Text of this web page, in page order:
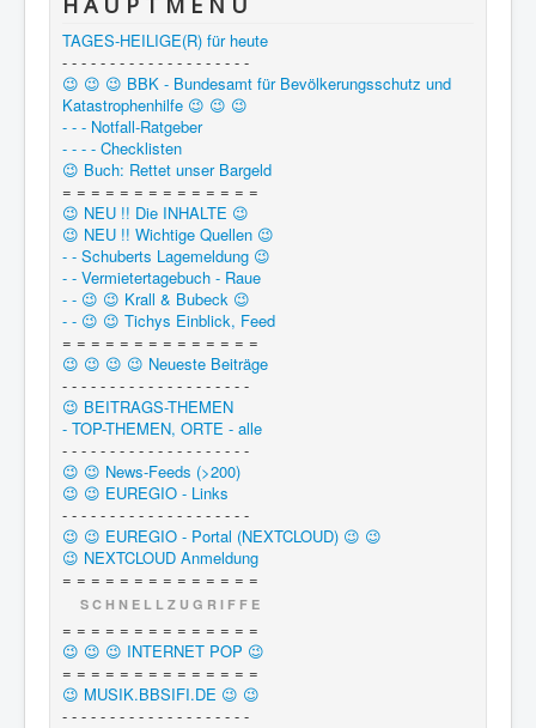
TAGES-HEILIGE(R) für heute
- - - - - - - - - - - - - - - - - - - -
😉 😉 😉 BBK - Bundesamt für Bevölkerungsschutz und
Katastrophenhilfe 😉 😉 😉
- - - Notfall-Ratgeber
- - - - Checklisten
😉 Buch: Rettet unser Bargeld
= = = = = = = = = = = = = =
😉 NEU !! Die INHALTE 😉
😉 NEU !! Wichtige Quellen 😉
- - Schuberts Lagemeldung 😉
- - Vermietertagebuch - Raue
- - 😉 😉 Krall & Bubeck 😉
- - 😉 😉 Tichys Einblick, Feed
= = = = = = = = = = = = = =
😉 😉 😉 😉 Neueste Beiträge
- - - - - - - - - - - - - - - - - - - -
😉 BEITRAGS-THEMEN
- TOP-THEMEN, ORTE - alle
- - - - - - - - - - - - - - - - - - - -
😉 😉 News-Feeds (>200)
😉 😉 EUREGIO - Links
- - - - - - - - - - - - - - - - - - - -
😉 😉 EUREGIO - Portal (NEXTCLOUD) 😉 😉
😉 NEXTCLOUD Anmeldung
= = = = = = = = = = = = = =
S C H N E L L Z U G R I F F E
= = = = = = = = = = = = = =
😉 😉 😉 INTERNET POP 😉
= = = = = = = = = = = = = =
😉 MUSIK.BBSIFI.DE 😉 😉
- - - - - - - - - - - - - - - - - - - -